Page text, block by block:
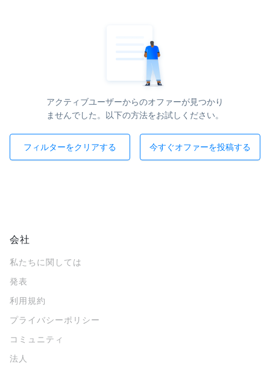
アクティブユーザーからのオファーが見つかり
ませんでした。以下の方法をお試しください。
フィルターをクリアする 今すぐオファーを投稿する
会社
私たちに関しては
発表
利用規約
プライバシーポリシー
コミュニティ
法人